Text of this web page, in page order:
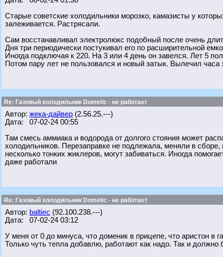
Старые советские холодильники морозко, камазисты у
залеживается. Растрясали.
Сам восстанавливал электролюкс подобный после очень
Дня три периодически постукивал его по расширительной
Иногда подключая к 220. На 3 или 4 день он завелся. Лет 5
Потом пару лет не пользовался и новый затык. Вылечил часа
Re: Газовый холодильник Dometic - не работает
Автор: жека-дайвер (2.56.25.---)
Дата: 07-02-24 00:55
Там смесь аммиака и водорода от долгого стояния может
холодильников. Перезаправке не подлежала, меняли в
несколько тонких жиклеров, могут забиваться. Иногда
даже работали
Re: Газовый холодильник Dometic - не работает
Автор: baltiec (92.100.238.---)
Дата: 07-02-24 03:12
У меня от 0 до минуса, что доменик в прицепе, что аристон в
Только чуть тепла добавлю, работают как надо. Так и должно